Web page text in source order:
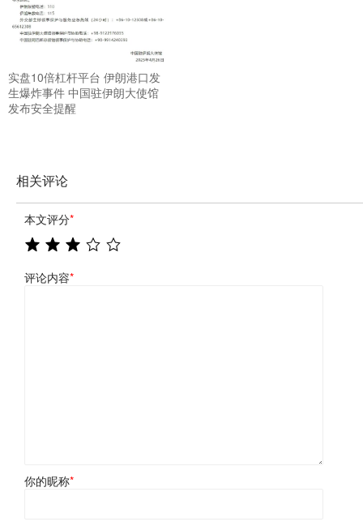
实盘10倍杠杆平台 伊朗港口发
生爆炸事件 中国驻伊朗大使馆
发布安全提醒
相关评论
本文评分*
评论内容*
你的昵称*